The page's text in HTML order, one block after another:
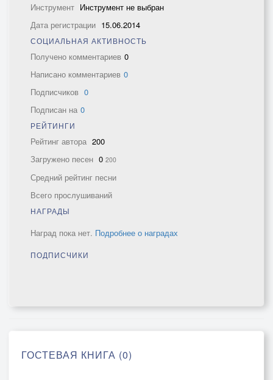
Инструмент Инструмент не выбран
Дата регистрации 15.06.2014
СОЦИАЛЬНАЯ АКТИВНОСТЬ
Получено комментариев 0
Написано комментариев 0
Подписчиков 0
Подписан на 0
РЕЙТИНГИ
Рейтинг автора 200
Загружено песен 0 200
Средний рейтинг песни
Всего прослушиваний
НАГРАДЫ
Наград пока нет. Подробнее о наградах
ПОДПИСЧИКИ
ГОСТЕВАЯ КНИГА (0)